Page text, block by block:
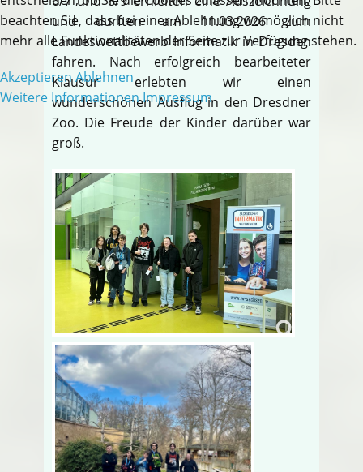
und durften am 11.03.2026 zum
Landeswettbewerb Informatik in Dresden
fahren. Nach erfolgreich bearbeiteter
Klausur erlebten wir einen
wunderschönen Ausflug in den Dresdner
Zoo. Die Freude der Kinder darüber war
groß.
beachten Sie, dass bei einer Ablehnung womöglich nicht
mehr alle Funktionalitäten der Seite zur Verfügung stehen.
AkzeptierenAblehnen
Weitere Informationen Impressum